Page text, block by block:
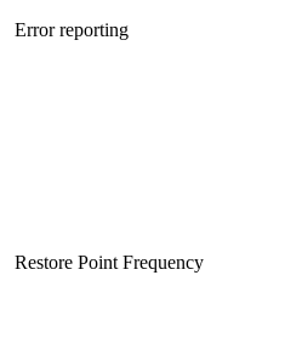
Error reporting
Restore Point Frequency